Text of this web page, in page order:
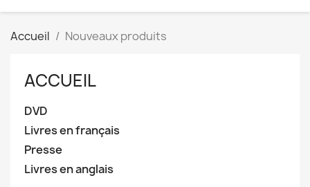
Accueil Nouveaux produits
ACCUEIL
DVD
Livres en français
Presse
Livres en anglais